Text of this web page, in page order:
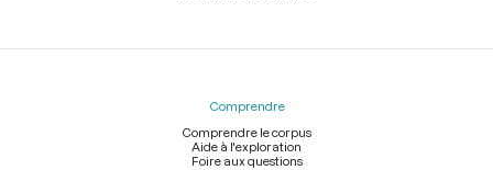
Comprendre
Comprendre le corpus
Aide à l'exploration
Foire aux questions